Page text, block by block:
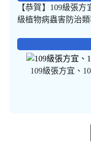
【恭賀】109級張
級植物病蟲害防治類
109級張方宜、